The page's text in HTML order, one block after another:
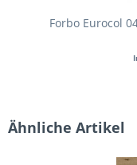
Forbo Eurocol
Ähnliche Artikel